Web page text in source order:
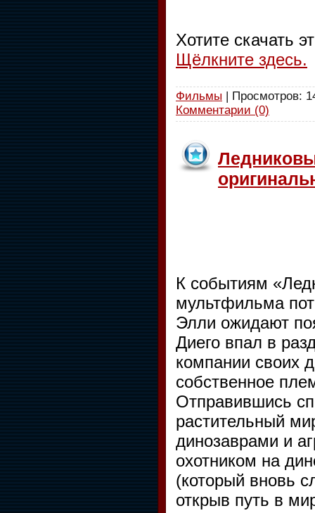
Хотите скачать
Щёлкните здесь.
Фильмы | Просмотров:
Комментарии (0)
К событиям
мультфильма
Элли ожидают
Диего впал в
компании своих
собственное
Отправившись
растительный
динозаврами и
охотником на
(который вновь
открыв путь в